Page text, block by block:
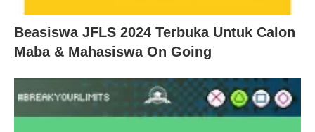
Beasiswa JFLS 2024 Terbuka Untuk Calon
Maba & Mahasiswa On Going